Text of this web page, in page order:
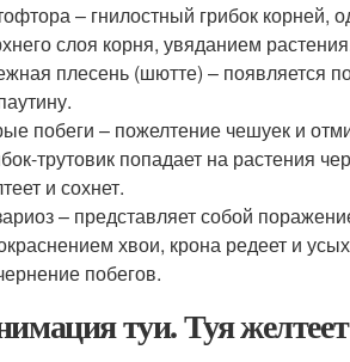
– гнилостный грибок корней,
слоя корня, увяданием
плесень (шютте) – появляется
побеги – пожелтение чешуек и
трутовик попадает на растения
и сохнет.
– представляет собой
хвои, крона редеет и
побегов.
туи. Туя